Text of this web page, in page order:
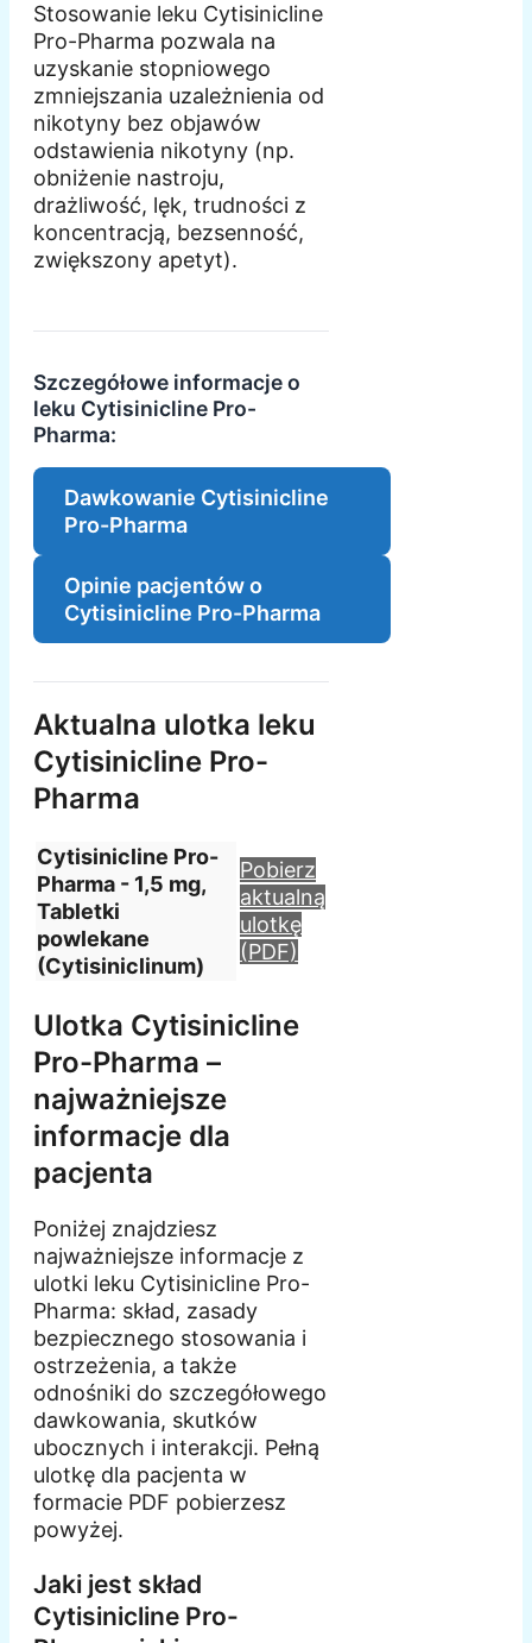
Stosowanie leku Cytisinicline
Pro-Pharma pozwala na
uzyskanie stopniowego
zmniejszania uzależnienia od
nikotyny bez objawów
odstawienia nikotyny (np.
obniżenie nastroju,
drażliwość, lęk, trudności z
koncentracją, bezsenność,
zwiększony apetyt).
Szczegółowe informacje o
leku Cytisinicline Pro-
Pharma:
Dawkowanie Cytisinicline
Pro-Pharma
Opinie pacjentów o
Cytisinicline Pro-Pharma
Aktualna ulotka leku
Cytisinicline Pro-
Pharma
Cytisinicline Pro-
Pharma - 1,5 mg,
Tabletki
powlekane
(Cytisiniclinum)
Pobierz
aktualną
ulotkę
(PDF)
Ulotka Cytisinicline
Pro-Pharma –
najważniejsze
informacje dla
pacjenta
Poniżej znajdziesz
najważniejsze informacje z
ulotki leku Cytisinicline Pro-
Pharma: skład, zasady
bezpiecznego stosowania i
ostrzeżenia, a także
odnośniki do szczegółowego
dawkowania, skutków
ubocznych i interakcji. Pełną
ulotkę dla pacjenta w
formacie PDF pobierzesz
powyżej.
Jaki jest skład
Cytisinicline Pro-